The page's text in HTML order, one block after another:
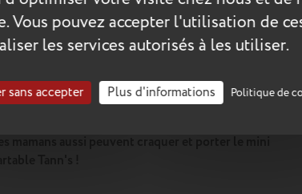
Vous pouvez accepter l'utilisation de
les services autorisés à les utiliser.
sans accepter Plus d'informations Politique de
plus du produit :
Coutures renforcées
Résistant à l'eau